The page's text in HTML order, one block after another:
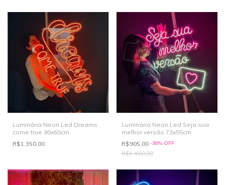
Luminária Neon Led Dreams
come true 90x60cm
R$1.350,00
Luminária Neon Led Seja sua
melhor versão 73x55cm
R$905,00 -38% OFF
R$1.460,00